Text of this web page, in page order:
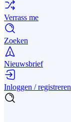
Verrass me
Zoeken
Nieuwsbrief
Inloggen / registreren